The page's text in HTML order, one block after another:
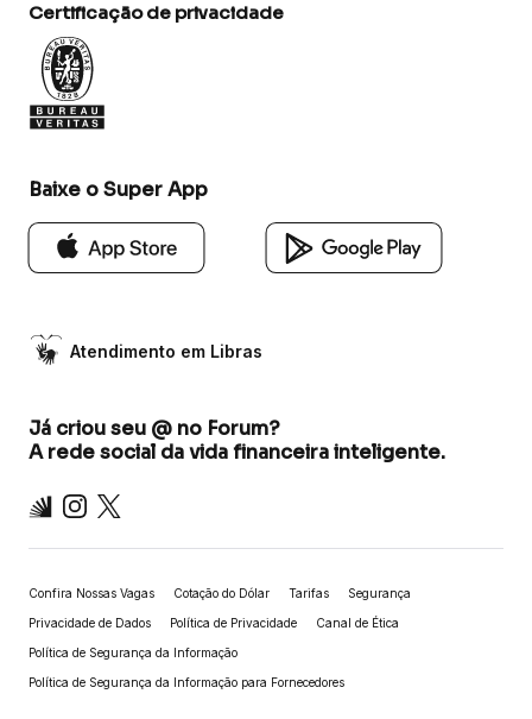
Certificação de privacidade
Baixe o Super App
Atendimento em Libras
Já criou seu @ no Forum?
A rede social da vida financeira inteligente.
Inter Instagram
X
Confira Nossas Vagas Cotação do Dólar Tarifas Segurança
Privacidade de Dados Política de Privacidade Canal de Ética
Política de Segurança da Informação
Política de Segurança da Informação para Fornecedores